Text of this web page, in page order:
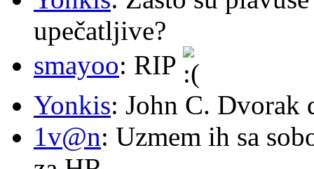
upečatljive?
smayoo: RIP
Yonkis: John C. Dvorak
1v@n: Uzmem ih sa